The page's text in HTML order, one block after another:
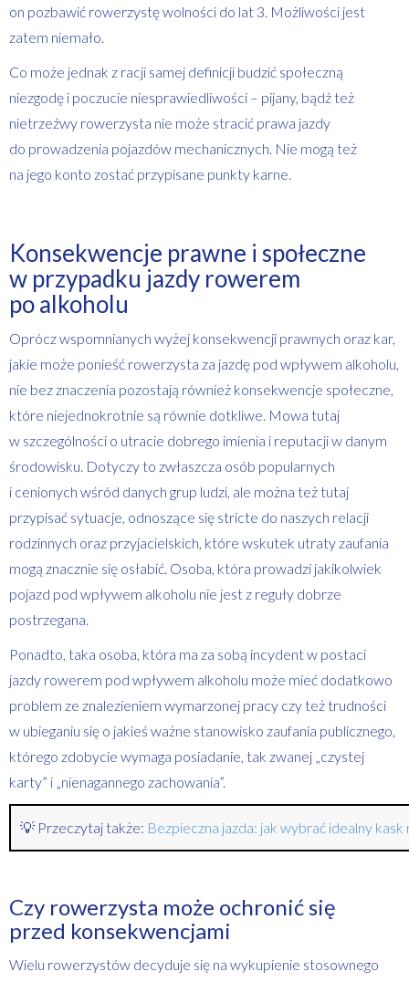
on pozbawić rowerzystę wolności do lat 3. Możliwości jest
zatem niemało.
Co może jednak z racji samej definicji budzić społeczną
niezgodę i poczucie niesprawiedliwości – pijany, bądź też
nietrzeźwy rowerzysta nie może stracić prawa jazdy
do prowadzenia pojazdów mechanicznych. Nie mogą też
na jego konto zostać przypisane punkty karne.
Konsekwencje prawne i społeczne
w przypadku jazdy rowerem
po alkoholu
Oprócz wspomnianych wyżej konsekwencji prawnych oraz kar,
jakie może ponieść rowerzysta za jazdę pod wpływem alkoholu,
nie bez znaczenia pozostają również konsekwencje społeczne,
które niejednokrotnie są równie dotkliwe. Mowa tutaj
w szczególności o utracie dobrego imienia i reputacji w danym
środowisku. Dotyczy to zwłaszcza osób popularnych
i cenionych wśród danych grup ludzi, ale można też tutaj
przypisać sytuacje, odnoszące się stricte do naszych relacji
rodzinnych oraz przyjacielskich, które wskutek utraty zaufania
mogą znacznie się osłabić. Osoba, która prowadzi jakikolwiek
pojazd pod wpływem alkoholu nie jest z reguły dobrze
postrzegana.
Ponadto, taka osoba, która ma za sobą incydent w postaci
jazdy rowerem pod wpływem alkoholu może mieć dodatkowo
problem ze znalezieniem wymarzonej pracy czy też trudności
w ubieganiu się o jakieś ważne stanowisko zaufania publicznego,
którego zdobycie wymaga posiadanie, tak zwanej „czystej
karty” i „nienagannego zachowania”.
💡 Przeczytaj także: Bezpieczna jazda: jak wybrać idealny
Czy rowerzysta może ochronić się
przed konsekwencjami
Wielu rowerzystów decyduje się na wykupienie stosownego